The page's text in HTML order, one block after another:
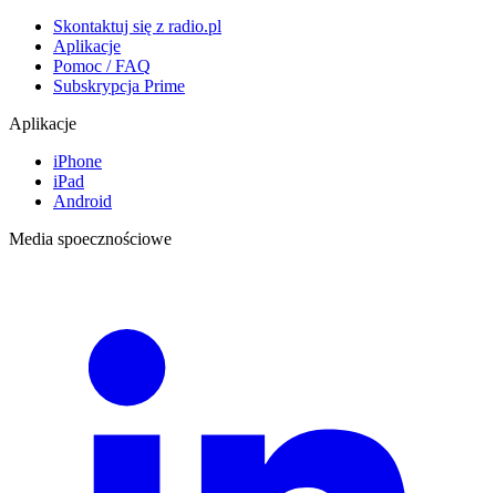
Skontaktuj się z radio.pl
Aplikacje
Pomoc / FAQ
Subskrypcja Prime
Aplikacje
iPhone
iPad
Android
Media spoecznościowe